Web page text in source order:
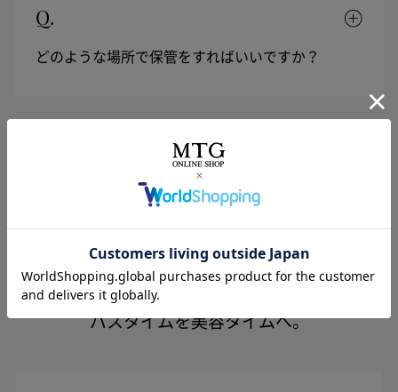
Q.
どのような場所で保管をすればいいですか？
使用期限を教えてください。
バスタイムを美容タイムへ。